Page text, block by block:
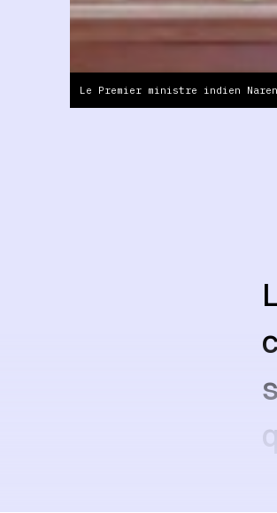
Le Premier ministre indien